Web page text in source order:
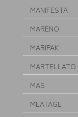
MANIFESTA
MARENO
MARIPAK
MARTELLATO
MAS
MEATAGE